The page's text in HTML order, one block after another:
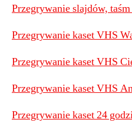
Przegrywanie slajdów,
Przegrywanie kaset VHS
Przegrywanie kaset VHS
Przegrywanie kaset VHS
Przegrywanie kaset 24